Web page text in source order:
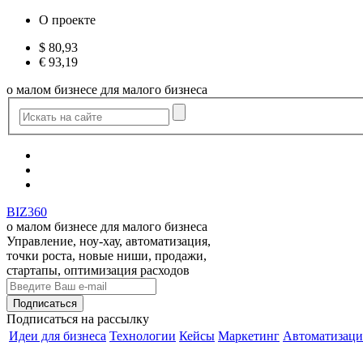
О проекте
$ 80,93
€ 93,19
о малом бизнесе для малого бизнеса
BIZ360
о малом бизнесе для малого бизнеса
Управление, ноу-хау, автоматизация,
точки роста, новые ниши, продажи,
стартапы, оптимизация расходов
Подписаться на рассылку
Идеи для бизнеса Технологии Кейсы Маркетинг